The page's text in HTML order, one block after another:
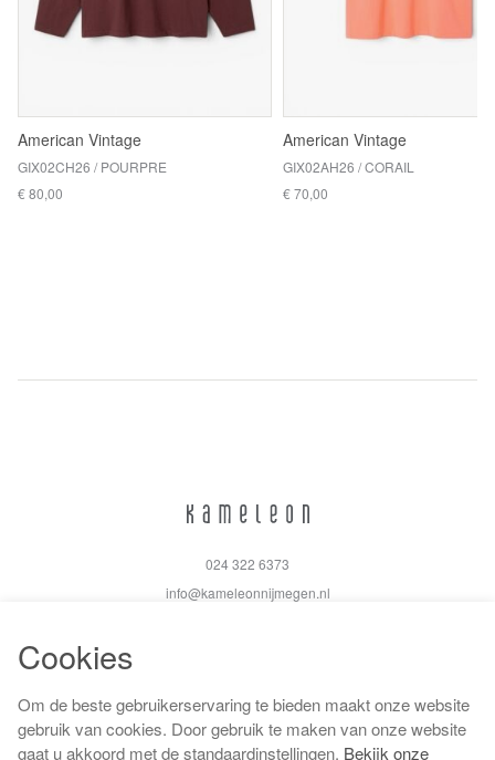
American Vintage
GIX02CH26 / POURPRE
€ 80,00
American Vintage
GIX02AH26 / CORAIL
€ 70,00
024 322 6373
info@kameleonnijmegen.nl
Algemene voorwaarden
Privacy policy
Cookies
Om de beste gebruikerservaring te bieden maakt onze website
gebruik van cookies. Door gebruik te maken van onze website
gaat u akkoord met de standaardinstellingen. Bekijk onze